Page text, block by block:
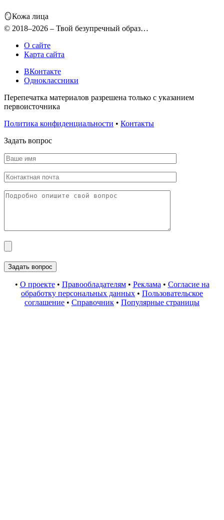
🪞Кожа лица
© 2018–2026 – Твой безупречный образ…
О сайте
Карта сайта
ВКонтакте
Одноклассники
Перепечатка материалов разрешена только с указанием
первоисточника
Политика конфиденциальности • Контакты
Задать вопрос
• О проекте• Правообладателям• Реклама • Согласие на
обработку персональных данных • Пользовательское
соглашение • Справочник • Популярные страницы